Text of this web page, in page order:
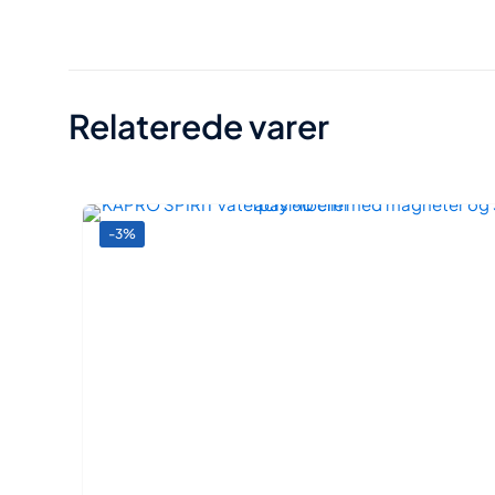
Relaterede varer
-3%